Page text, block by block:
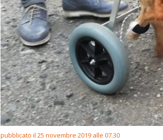
pubblicato il 25 novembre 2019 alle 07.30